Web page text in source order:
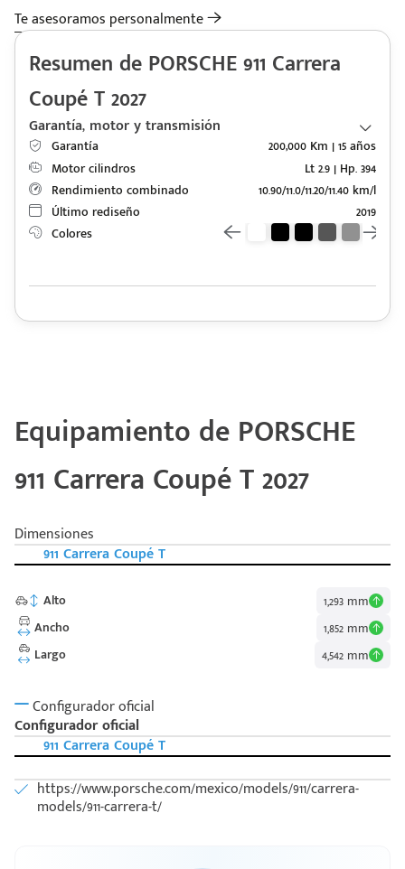
Escríbenos
Te asesoramos personalmente
Resumen de PORSCHE 911 Carrera
Coupé T 2027
Garantía, motor y transmisión
Garantía
200,000 Km | 15 años
Motor cilindros
Lt 2.9 | Hp. 394
Rendimiento combinado
10.90/11.0/11.20/11.40 km/l
Último rediseño
2019
Colores
Equipamiento de PORSCHE
911 Carrera Coupé T 2027
Dimensiones
911 Carrera Coupé T
Alto
1,293 mm
Ancho
1,852 mm
Largo
4,542 mm
Configurador oficial
Configurador oficial
911 Carrera Coupé T
https://www.porsche.com/mexico/models/911/carrera-
models/911-carrera-t/